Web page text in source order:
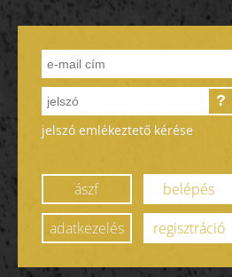
?
jelszó emlékeztető kérése
ászf
belépés
adatkezelés
regisztráció